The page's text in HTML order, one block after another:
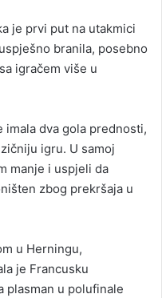
je prvi put na utakmici
branila, posebno
igračem više u
imala dva gola prednosti,
igru. U samoj
manje i uspjeli da
zbog prekršaja u
u Herningu,
je Francusku
plasman u polufinale